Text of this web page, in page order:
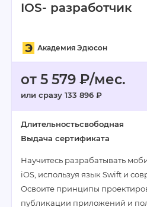
IOS- разработчик
Академия Эдюсон
от 5 579 ₽/мес.
или сразу 133 896 ₽
Длительностьсвободная
Выдача сертификата
Научитесь разрабатывать
iOS, используя язык Swift и
Освоите принципы
публикации приложений и